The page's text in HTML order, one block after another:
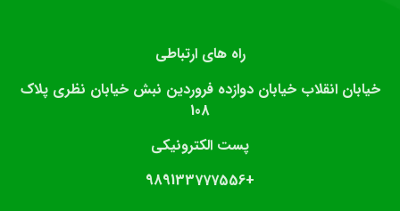
راه های ارتباطی
خیابان انقلاب خیابان دوازده فروردین نبش خیابان نظری پلاک
108
پست الکترونیکی
989133777556+